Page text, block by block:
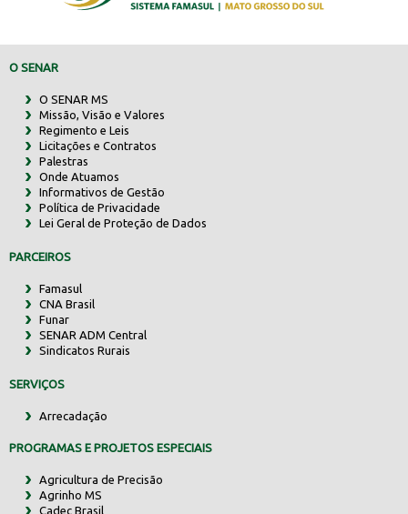
O SENAR
O SENAR MS
Missão, Visão e Valores
Regimento e Leis
Licitações e Contratos
Palestras
Onde Atuamos
Informativos de Gestão
Política de Privacidade
Lei Geral de Proteção de Dados
PARCEIROS
Famasul
CNA Brasil
Funar
SENAR ADM Central
Sindicatos Rurais
SERVIÇOS
Arrecadação
PROGRAMAS E PROJETOS ESPECIAIS
Agricultura de Precisão
Agrinho MS
Cadec Brasil